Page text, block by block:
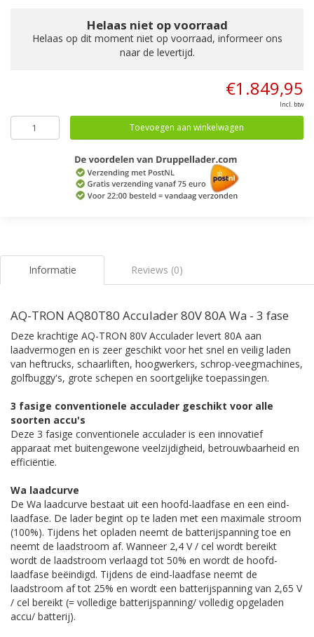
Helaas niet op voorraad
Helaas op dit moment niet op voorraad, informeer ons
naar de levertijd.
€1.849,95
Incl. btw
Toevoegen aan winkelwagen
Informatie Reviews (0)
AQ-TRON AQ80T80 Acculader 80V 80A Wa - 3 fase
Deze krachtige AQ-TRON 80V Acculader levert 80A aan
laadvermogen en is zeer geschikt voor het snel en veilig laden
van heftrucks, schaarliften, hoogwerkers, schrop-veegmachines,
golfbuggy's, grote schepen en soortgelijke toepassingen.
3 fasige conventionele acculader geschikt voor alle
soorten accu's
Deze 3 fasige conventionele acculader is een innovatief
apparaat met buitengewone veelzijdigheid, betrouwbaarheid en
efficiëntie.
Wa laadcurve
De Wa laadcurve bestaat uit een hoofd-laadfase en een eind-
laadfase. De lader begint op te laden met een maximale stroom
(100%). Tijdens het opladen neemt de batterijspanning toe en
neemt de laadstroom af. Wanneer 2,4 V / cel wordt bereikt
wordt de laadstroom verlaagd tot 50% en wordt de hoofd-
laadfase beëindigd. Tijdens de eind-laadfase neemt de
laadstroom af tot 25% en wordt een batterijspanning van 2,65 V
/ cel bereikt (= volledige batterijspanning/ volledig opgeladen
accu/ batterij).